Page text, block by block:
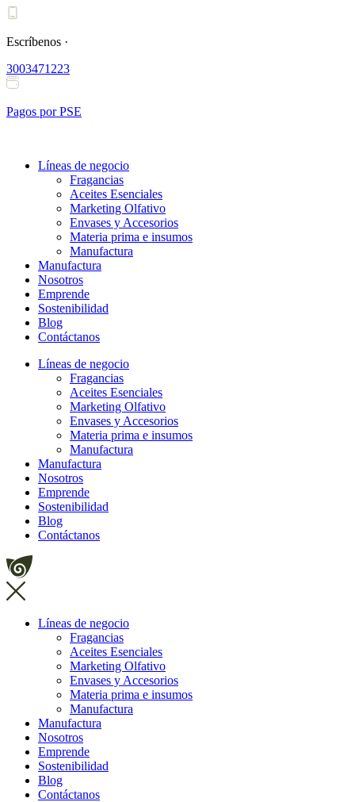
Ir
contenido
Escríbenos ·
3003471223
Pagos por PSE
Líneas de negocio
Fragancias
Aceites Esenciales
Marketing Olfativo
Envases y Accesorios
Materia prima e insumos
Manufactura
Manufactura
Nosotros
Emprende
Sostenibilidad
Blog
Contáctanos
Líneas de negocio
Fragancias
Aceites Esenciales
Marketing Olfativo
Envases y Accesorios
Materia prima e insumos
Manufactura
Manufactura
Nosotros
Emprende
Sostenibilidad
Blog
Contáctanos
Líneas de negocio
Fragancias
Aceites Esenciales
Marketing Olfativo
Envases y Accesorios
Materia prima e insumos
Manufactura
Manufactura
Nosotros
Emprende
Sostenibilidad
Blog
Contáctanos